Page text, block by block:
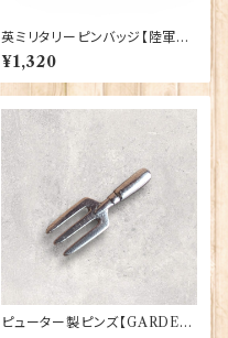
英ミリタリーピンバッジ【陸軍=R
oyal Cypher】Tradition 900
43-M040
¥1,320
ピューター製ピンズ【GARDEN